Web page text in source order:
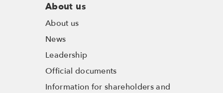
About us
About us
News
Leadership
Official documents
Information for shareholders and